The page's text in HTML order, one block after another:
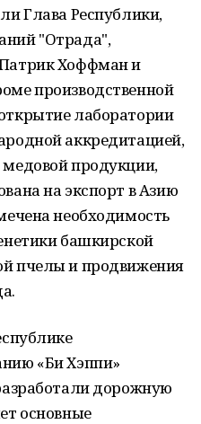
Глава Республики,
"Отрада",
Хоффман и
производственной
лаборатории
аккредитацией,
медовой продукции,
на экспорт в Азию
необходимость
башкирской
пчелы и продвижения
«Би Хэппи»
дорожную
основные